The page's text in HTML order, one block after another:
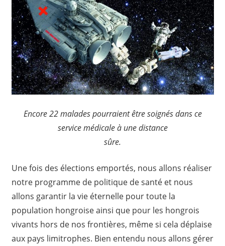
Encore 22 malades pourraient être soignés dans ce
service médicale à une distance
sûre.
Une fois des élections emportés, nous allons réaliser
notre programme de politique de santé et nous
allons garantir la vie éternelle pour toute la
population hongroise ainsi que pour les hongrois
vivants hors de nos frontières, même si cela déplaise
aux pays limitrophes. Bien entendu nous allons gérer